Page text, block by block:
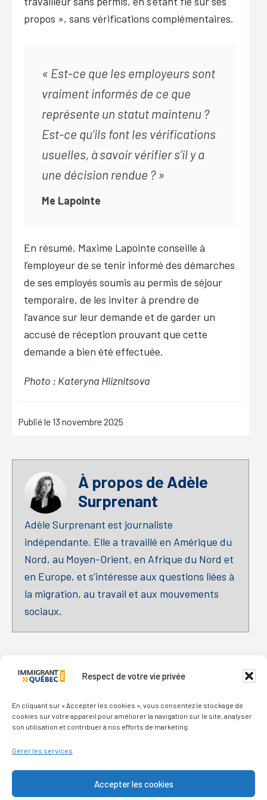
Respect de votre vie privée
En cliquant sur « Accepter les cookies », vous consentez le stockage de
cookies sur votre appareil pour améliorer la navigation sur le site, analyser
son utilisation et contribuer à nos efforts de marketing.
Gérer les services
Accepter les cookies
propos », sans vérifications complémentaires.
« Est-ce que les employeurs sont
vraiment informés de ce que
représente un statut maintenu ?
Est-ce qu’ils font les vérifications
usuelles, à savoir vérifier s’il y a
une décision rendue ? »
Me Lapointe
En résumé, Maxime Lapointe conseille à
l’employeur de se tenir informé des démarches
de ses employés soumis au permis de séjour
temporaire, de les inviter à prendre de
l’avance sur leur demande et de garder un
accusé de réception prouvant que cette
demande a bien été effectuée.
Photo : Kateryna Hliznitsova
Publié le13 novembre 2025
À propos de Adèle
Surprenant
Adèle Surprenant est journaliste
indépendante. Elle a travaillé en Amérique du
Nord, au Moyen-Orient, en Afrique du Nord et
en Europe, et s’intéresse aux questions liées à
la migration, au travail et aux mouvements
sociaux.
Qui sommes-nous ?